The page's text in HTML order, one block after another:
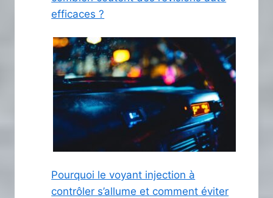
efficaces ?
Pourquoi le voyant injection à
contrôler s’allume et comment éviter